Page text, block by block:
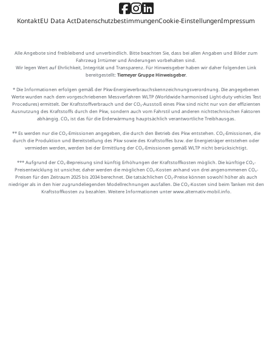
KontaktEU Data ActDatenschutzbestimmungenCookie-EinstellungenImpressum
Alle Angebote sind freibleibend und unverbindlich. Bitte beachten Sie, dass bei allen Angaben und Bilder zum
Fahrzeug Irrtümer und Änderungen vorbehalten sind.
Wir legen Wert auf Ehrlichkeit, Integrität und Transparenz. Für Hinweisgeber haben wir daher folgenden Link
bereitgestellt: Tiemeyer Gruppe Hinweisgeber.
* Die Informationen erfolgen gemäß der Pkw-Energieverbrauchskennzeichnungsverordnung. Die angegebenen
Werte wurden nach dem vorgeschriebenen Messverfahren WLTP (Worldwide harmonised Light-duty vehicles Test
Procedures) ermittelt. Der Kraftstoffverbrauch und der CO₂-Ausstoß eines Pkw sind nicht nur von der effizienten
Ausnutzung des Kraftstoffs durch den Pkw, sondern auch vom Fahrstil und anderen nichttechnischen Faktoren
abhängig. CO₂ ist das für die Erderwärmung hauptsächlich verantwortliche Treibhausgas.
** Es werden nur die CO₂-Emissionen angegeben, die durch den Betrieb des Pkw entstehen. CO₂-Emissionen, die
durch die Produktion und Bereitstellung des Pkw sowie des Kraftstoffes bzw. der Energieträger entstehen oder
vermieden werden, werden bei der Ermittlung der CO₂-Emissionen gemäß WLTP nicht berücksichtigt.
*** Aufgrund der CO₂-Bepreisung sind künftig Erhöhungen der Kraftstoffkosten möglich. Die künftige CO₂-
Preisentwicklung ist unsicher, daher werden die möglichen CO₂-Kosten anhand von drei angenommenen CO₂-
Preisen für den Zeitraum 2025 bis 2034 berechnet. Die tatsächlichen CO₂-Preise können sowohl höher als auch
niedriger als in den hier zugrundeliegenden Modellrechnungen ausfallen. Die CO₂-Kosten sind beim Tanken mit den
Kraftstoffkosten zu bezahlen. Weitere Informationen unter www.alternativ-mobil.info.